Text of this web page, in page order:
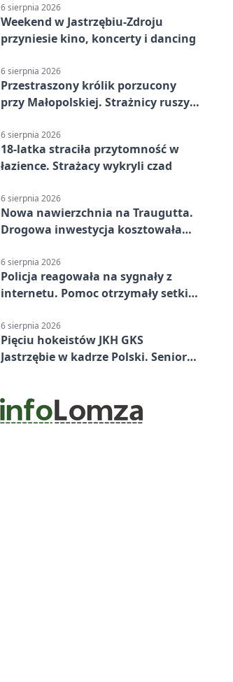
6 sierpnia 2026
Weekend w Jastrzębiu-Zdroju
przyniesie kino, koncerty i dancing
6 sierpnia 2026
Przestraszony królik porzucony
przy Małopolskiej. Strażnicy ruszyli
6 sierpnia 2026
18-latka straciła przytomność w
łazience. Strażacy wykryli czad
6 sierpnia 2026
Nowa nawierzchnia na Traugutta.
Drogowa inwestycja kosztowała
6 sierpnia 2026
Policja reagowała na sygnały z
internetu. Pomoc otrzymały setki
6 sierpnia 2026
Pięciu hokeistów JKH GKS
Jastrzębie w kadrze Polski. Seniorzy